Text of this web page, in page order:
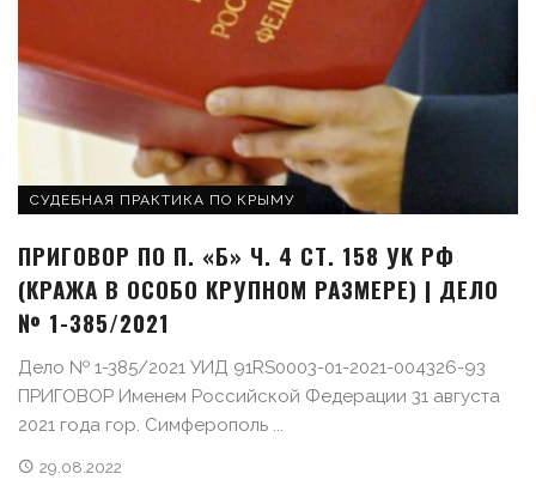
СУДЕБНАЯ ПРАКТИКА ПО КРЫМУ
ПРИГОВОР ПО П. «Б» Ч. 4 СТ. 158 УК РФ
(КРАЖА В ОСОБО КРУПНОМ РАЗМЕРЕ) | ДЕЛО
№ 1-385/2021
Дело № 1-385/2021 УИД 91RS0003-01-2021-004326-93
ПРИГОВОР Именем Российской Федерации 31 августа
2021 года гор. Симферополь ...
29.08.2022